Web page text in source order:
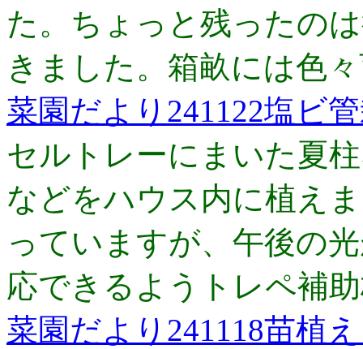
た。ちょっと残ったの
きました。箱畝には色
菜園だより241122塩ビ
セルトレーにまいた夏
などをハウス内に植え
っていますが、午後の
応できるようトレペ補
菜園だより241118苗植